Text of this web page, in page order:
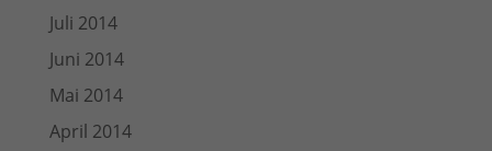
Juli 2014
Juni 2014
Mai 2014
April 2014